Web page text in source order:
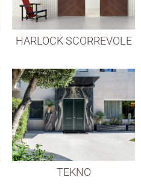
HARLOCK SCORREVOLE
TEKNO